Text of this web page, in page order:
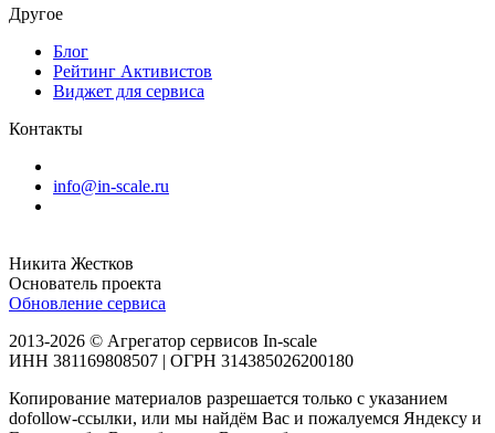
Другое
Блог
Рейтинг Активистов
Виджет для сервиса
Контакты
info@in-scale.ru
Никита Жестков
Основатель проекта
Обновление сервиса
2013-2026 © Агрегатор сервисов In-scale
ИНН 381169808507 | ОГРН 314385026200180
Копирование материалов разрешается только с указанием
dofollow-ссылки, или мы найдём Вас и пожалуемся Яндексу и